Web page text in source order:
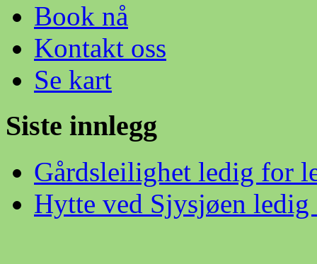
Book nå
Kontakt oss
Se kart
Siste innlegg
Gårdsleilighet ledig for
Hytte ved Sjysjøen